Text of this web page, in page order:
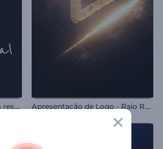
R
evelação do logotipo com respingos de tinta A
presentação de Logo - Raio Reluzente